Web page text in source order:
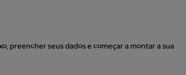
preencher seus dados e começar a montar a sua